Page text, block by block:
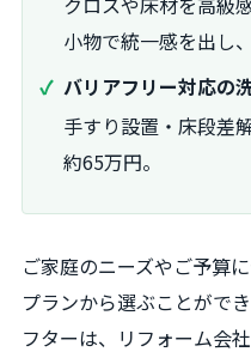
小物で統一感を出し
バリアフリー対応の
手すり設置・床段差
約65万円。
ご家庭のニーズやご予算
プランから選ぶことがで
フターは、リフォーム会